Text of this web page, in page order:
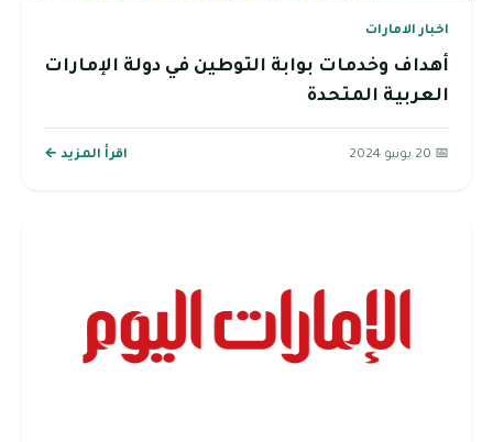
اخبار الامارات
أهداف وخدمات بوابة التوطين في دولة الإمارات
العربية المتحدة
📅 20 يونيو 2024 اقرأ المزيد ←